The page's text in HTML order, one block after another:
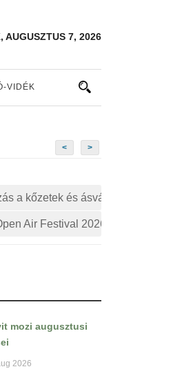
AUGUSZTUS 7, 2026
VIDÉK
< >
a kőzetek és ásványok izgalmas
Air Festival 2026:
mozi augusztusi
2026